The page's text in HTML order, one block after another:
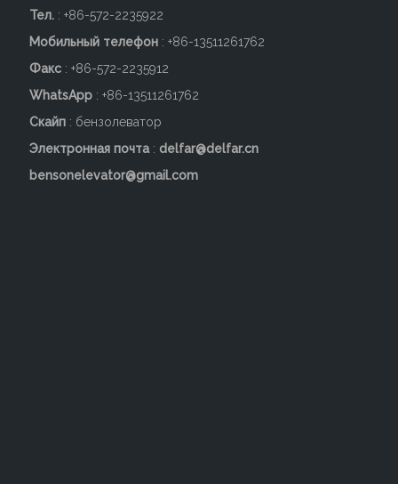
Тел. : +86-572-2235922
Мобильный телефон : +86-13511261762
Факс : +86-572-2235912
WhatsApp : +86-13511261762
Скайп : бензолеватор
Электронная почта: delfar@delfar.cn
bensonelevator@gmail.com